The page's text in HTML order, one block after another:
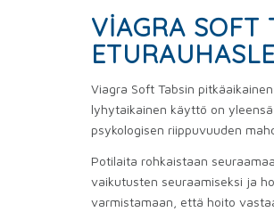
VIAGRA SOFT
Viagra Soft Tabsin
lyhytaikainen käyttö on
psykologisen riippuvuuden
Potilaita rohkaistaan
vaikutusten seuraamiseksi ja
varmistamaan, että hoito